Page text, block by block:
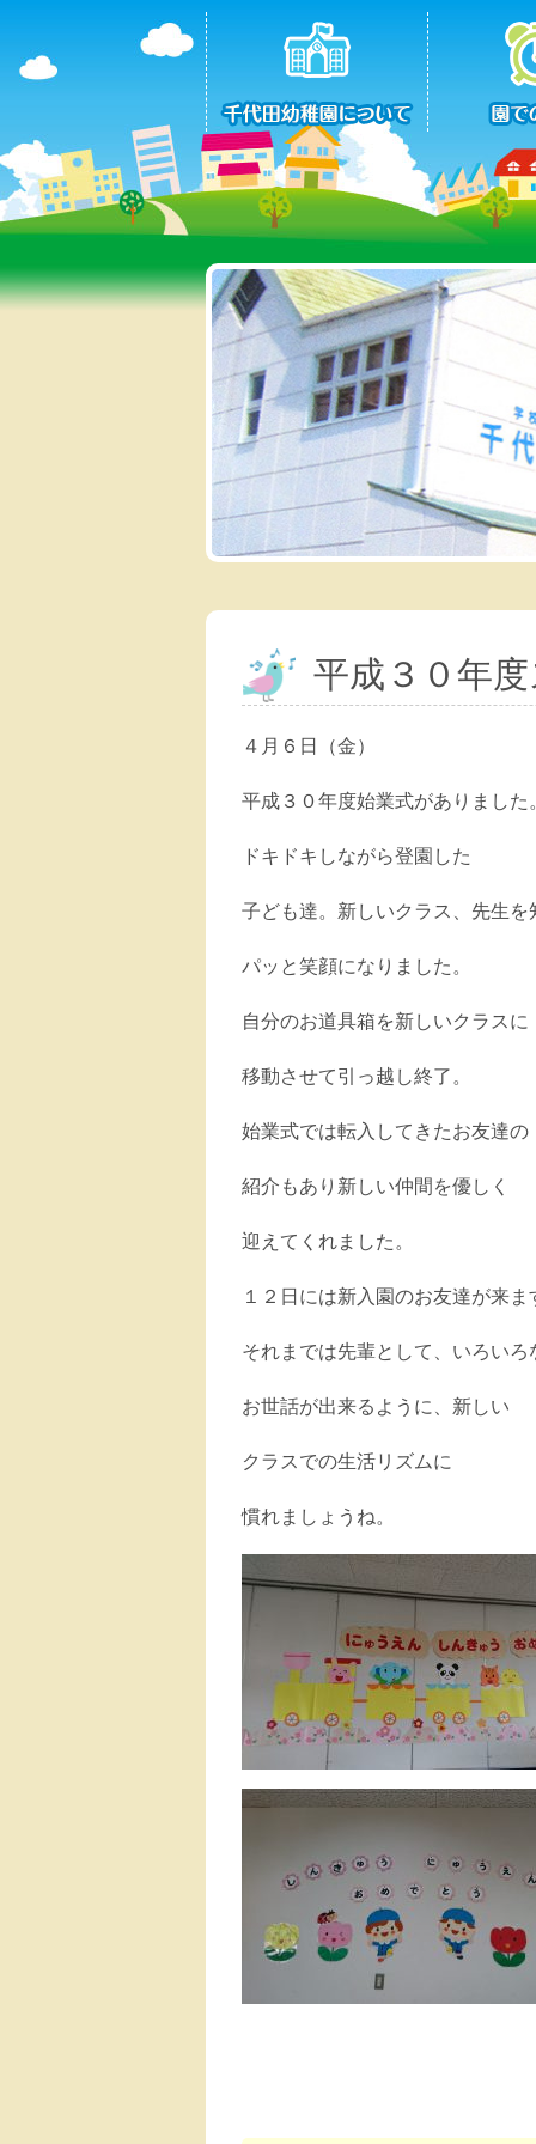
平成３０年
４月６日（金）
平成３０年度始業式がありました
ドキドキしながら登園した
子ども達。新しいクラス、先生を
パッと笑顔になりました。
自分のお道具箱を新しいクラスに
移動させて引っ越し終了。
始業式では転入してきたお友達の
紹介もあり新しい仲間を優しく
迎えてくれました。
１２日には新入園のお友達が来ま
それまでは先輩として、いろいろ
お世話が出来るように、新しい
クラスでの生活リズムに
慣れましょうね。